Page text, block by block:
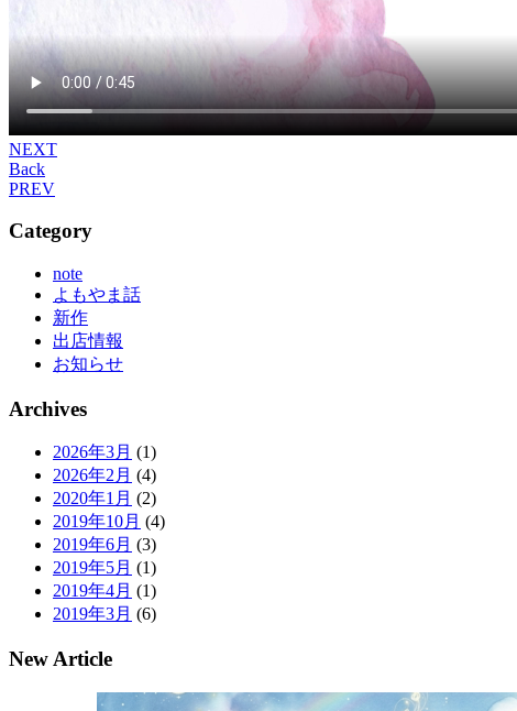
NEXT
Back
PREV
Category
note
よもやま話
新作
出店情報
お知らせ
Archives
2026年3月 (1)
2026年2月 (4)
2020年1月 (2)
2019年10月 (4)
2019年6月 (3)
2019年5月 (1)
2019年4月 (1)
2019年3月 (6)
New Article